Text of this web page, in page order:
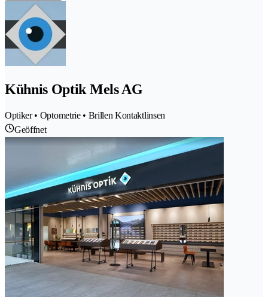
Kühnis Optik Mels AG
Optiker • Optometrie • Brillen Kontaktlinsen
Geöffnet